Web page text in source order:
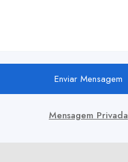
Enviar Mensagem
Mensagem Privada